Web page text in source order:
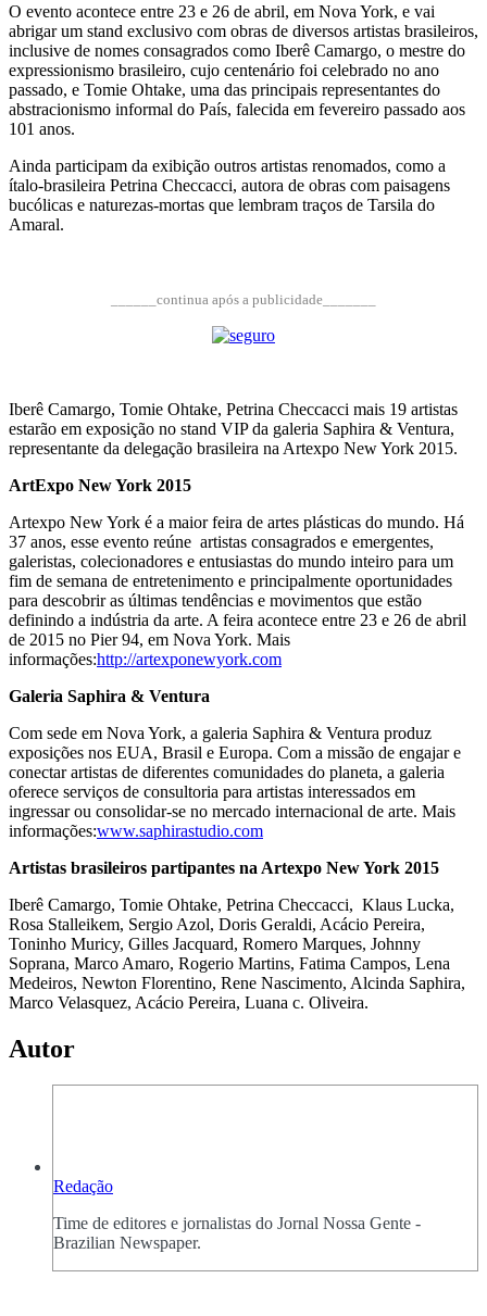
O evento acontece entre 23 e 26 de abril, em Nova York, e vai
abrigar um stand exclusivo com obras de diversos artistas brasileiros,
inclusive de nomes consagrados como Iberê Camargo, o mestre do
expressionismo brasileiro, cujo centenário foi celebrado no ano
passado, e Tomie Ohtake, uma das principais representantes do
abstracionismo informal do País, falecida em fevereiro passado aos
101 anos.
Ainda participam da exibição outros artistas renomados, como a
ítalo-brasileira Petrina Checcacci, autora de obras com paisagens
bucólicas e naturezas-mortas que lembram traços de Tarsila do
Amaral.
______continua após a publicidade_______
Iberê Camargo, Tomie Ohtake, Petrina Checcacci mais 19 artistas
estarão em exposição no stand VIP da galeria Saphira & Ventura,
representante da delegação brasileira na Artexpo New York 2015.
ArtExpo New York 2015
Artexpo New York é a maior feira de artes plásticas do mundo. Há
37 anos, esse evento reúne artistas consagrados e emergentes,
galeristas, colecionadores e entusiastas do mundo inteiro para um
fim de semana de entretenimento e principalmente oportunidades
para descobrir as últimas tendências e movimentos que estão
definindo a indústria da arte. A feira acontece entre 23 e 26 de abril
de 2015 no Pier 94, em Nova York. Mais
informações:http://artexponewyork.com
Galeria Saphira & Ventura
Com sede em Nova York, a galeria Saphira & Ventura produz
exposições nos EUA, Brasil e Europa. Com a missão de engajar e
conectar artistas de diferentes comunidades do planeta, a galeria
oferece serviços de consultoria para artistas interessados em
ingressar ou consolidar-se no mercado internacional de arte. Mais
informações:www.saphirastudio.com
Artistas brasileiros partipantes na Artexpo New York 2015
Iberê Camargo, Tomie Ohtake, Petrina Checcacci, Klaus Lucka,
Rosa Stalleikem, Sergio Azol, Doris Geraldi, Acácio Pereira,
Toninho Muricy, Gilles Jacquard, Romero Marques, Johnny
Soprana, Marco Amaro, Rogerio Martins, Fatima Campos, Lena
Medeiros, Newton Florentino, Rene Nascimento, Alcinda Saphira,
Marco Velasquez, Acácio Pereira, Luana c. Oliveira.
Autor
Redação
Time de editores e jornalistas do Jornal Nossa Gente -
Brazilian Newspaper.